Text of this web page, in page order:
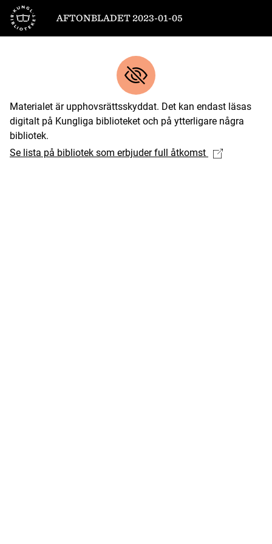
Till startsidan
AFTONBLADET 2023-01-05
Materialet är upphovsrättsskyddat. Det kan endast läsas
digitalt på Kungliga biblioteket och på ytterligare några
bibliotek.
Se lista på bibliotek som erbjuder full åtkomst